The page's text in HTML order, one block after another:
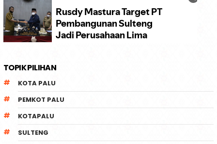
TOPIK PILIHAN
KOTA PALU
PEMKOT PALU
KOTAPALU
SULTENG